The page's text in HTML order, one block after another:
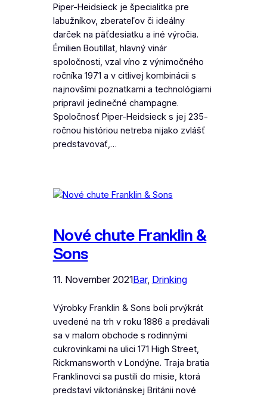
Piper-Heidsieck je špecialitka pre
labužníkov, zberateľov či ideálny
darček na päťdesiatku a iné výročia.
Émilien Boutillat, hlavný vinár
spoločnosti, vzal víno z výnimočného
ročníka 1971 a v citlivej kombinácii s
najnovšími poznatkami a technológiami
pripravil jedinečné champagne.
Spoločnosť Piper-Heidsieck s jej 235-
ročnou históriou netreba nijako zvlášť
predstavovať,…
Nové chute Franklin &
Sons
11. November 2021Bar, Drinking
Výrobky Franklin & Sons boli prvýkrát
uvedené na trh v roku 1886 a predávali
sa v malom obchode s rodinnými
cukrovinkami na ulici 171 High Street,
Rickmansworth v Londýne. Traja bratia
Franklinovci sa pustili do misie, ktorá
predstaví viktoriánskej Británii nové